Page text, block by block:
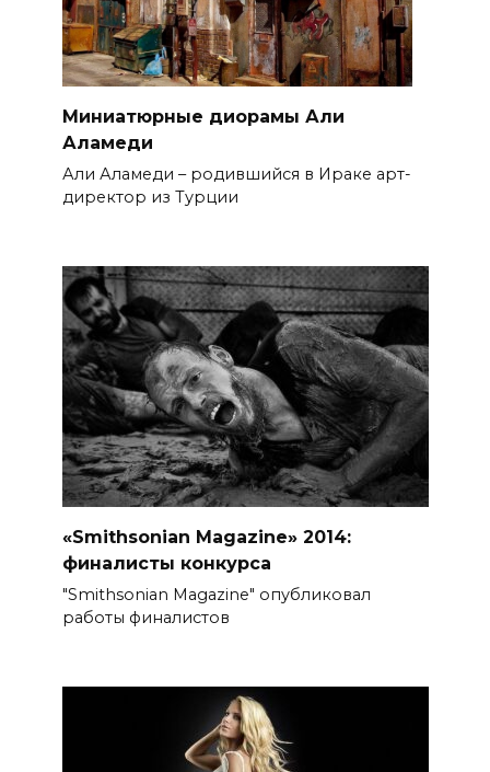
Миниатюрные диорамы Али
Аламеди
Али Аламеди – родившийся в Ираке арт-
директор из Турции
«Smithsonian Magazine» 2014:
финалисты конкурса
"Smithsonian Magazine" опубликовал
работы финалистов